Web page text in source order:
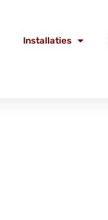
Installaties